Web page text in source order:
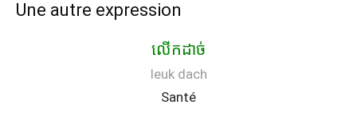
Une autre expression
លើកដាច់
leuk dach
Santé